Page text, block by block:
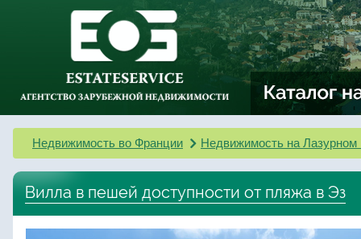
Недвижимость во Франции Недвижимость на Лазурном
Вилла в пешей доступности от пляжа в Эз